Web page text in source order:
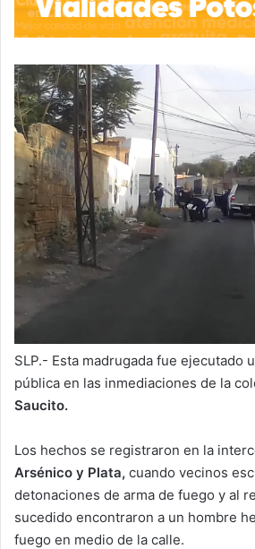
SLP.- Esta madrugada fue ejecutado
pública en las inmediaciones de la
Saucito.
Los hechos se registraron en la
Arsénico y Plata, cuando vecinos
detonaciones de arma de fuego y al
sucedido encontraron a un hombre
fuego en medio de la calle.